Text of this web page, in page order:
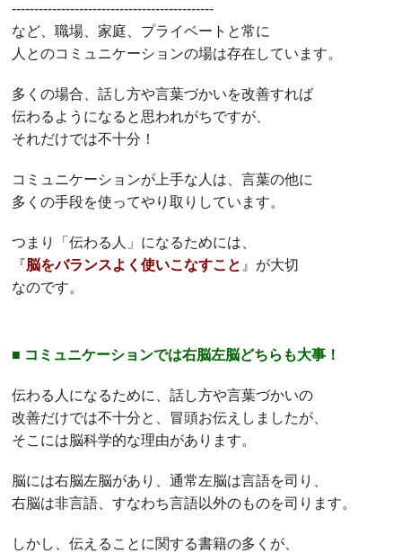
---------------------------------------------
など、職場、家庭、プライベートと常に
人とのコミュニケーションの場は存在しています。
多くの場合、話し方や言葉づかいを改善すれば
伝わるようになると思われがちですが、
それだけでは不十分！
コミュニケーションが上手な人は、言葉の他に
多くの手段を使ってやり取りしています。
つまり「伝わる人」になるためには、
『脳をバランスよく使いこなすこと 』が大切
なのです。
■ コミュニケーションでは右脳左脳どちらも大事！
伝わる人になるために、話し方や言葉づかいの
改善だけでは不十分と、冒頭お伝えしましたが、
そこには脳科学的な理由があります。
脳には右脳左脳があり、通常左脳は言語を司り、
右脳は非言語、すなわち言語以外のものを司ります。
しかし、伝えることに関する書籍の多くが、